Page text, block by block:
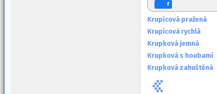
f
Krupicová pražená
Krupicová rychlá
Krupková jemná
Krupková s houbami
Krupková zahuštěná